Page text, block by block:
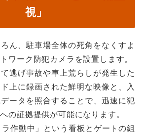
視」
ん、駐車場全体の死角をなくすよ
ワーク防犯カメラを設置します。
逃げ事故や車上荒らしが発生した
上に録画された鮮明な映像と、入
ータを照合することで、迅速に犯
の証拠提供が可能になります。
ラ作動中」という看板とゲートの組